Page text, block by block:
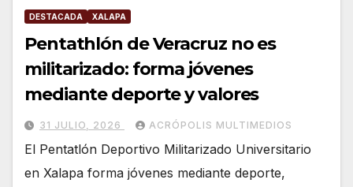
DESTACADA XALAPA
Pentathlón de Veracruz no es
militarizado: forma jóvenes
mediante deporte y valores
31 JULIO, 2026 ACRÓPOLIS MULTIMEDIOS
El Pentatlón Deportivo Militarizado Universitario
en Xalapa forma jóvenes mediante deporte,